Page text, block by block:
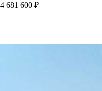
4 681 600 ₽